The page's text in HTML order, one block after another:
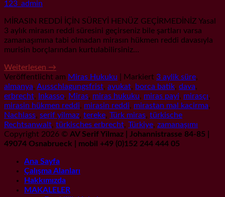
123_admin
MİRASIN REDDİ İÇİN SÜREYİ HENÜZ GEÇİRMEDİNİZ Yasal
3 aylık mirasın reddi süresini geçirseniz bile şartları varsa
zamanaşımına tabi olmadan mirasın hükmen reddi davasıyla
murisin borçlarından kurtulabilirsiniz…
Weiterlesen →
Veröffentlicht am Miras Hukuku Markiert 3 aylik süre,
almanya, Ausschlagungsfrist, avukat, borca batik, dava,
erbrecht, Inkasso, Miras, miras hukuku, miras payi, mirasçı,
mirasin hükmen reddi, mirasin reddi, mirastan mal kacirma,
Nachlass, serif yilmaz, tereke, Türk miras, türkische
Rechtsanwalt, türkisches erbrecht, Türkiye, zamanaşımı
Copyright 2026 © AV Serif Yilmaz | Johannistrasse 84-85 |
49074 Osnabrueck | mobil +49 (0)152 244 444 05
Ana Sayfa
Çalışma Alanları
Hakkımızda
MAKALELER